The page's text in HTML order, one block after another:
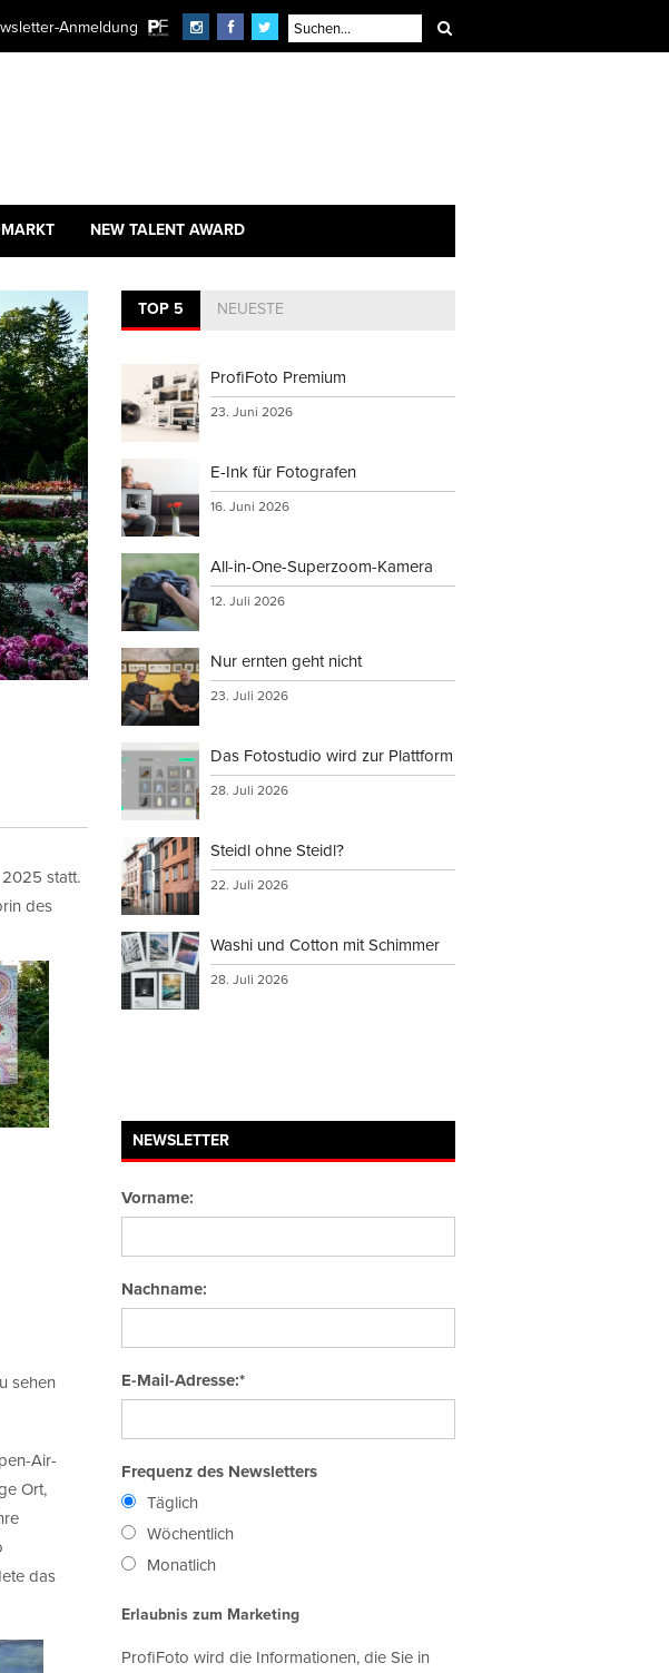
Anmeldung
NEW TALENT AWARD
statt.
des
sehen
Air-
Ort,
das
TOP 5 NEUESTE
ProfiFoto Premium
23. Juni 2026
E-Ink für Fotografen
16. Juni 2026
All-in-One-Superzoom-Kamera
12. Juli 2026
Nur ernten geht nicht
23. Juli 2026
Das Fotostudio wird zur Plattform
28. Juli 2026
Steidl ohne Steidl?
22. Juli 2026
Washi und Cotton mit Schimmer
28. Juli 2026
NEWSLETTER
Vorname:
Nachname:
E-Mail-Adresse:*
Frequenz des Newsletters
Täglich
Wöchentlich
Monatlich
Erlaubnis zum Marketing
ProfiFoto wird die Informationen, die Sie in